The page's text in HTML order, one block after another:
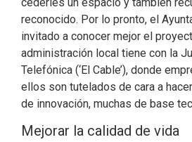
cederles un espacio y también
reconocido. Por lo pronto, el
invitado a conocer mejor el
administración local tiene con la
Telefónica (‘El Cable’), donde
ellos son tutelados de cara a
de innovación, muchas de base
Mejorar la calidad de vida